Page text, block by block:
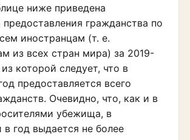
ниже приведена
предоставления гражданства по
иностранцам (т. е.
из всех стран мира) за 2019-
которой следует, что в
предоставляется всего
Очевидно, что, как и в
убежища, в
в год выдается не более